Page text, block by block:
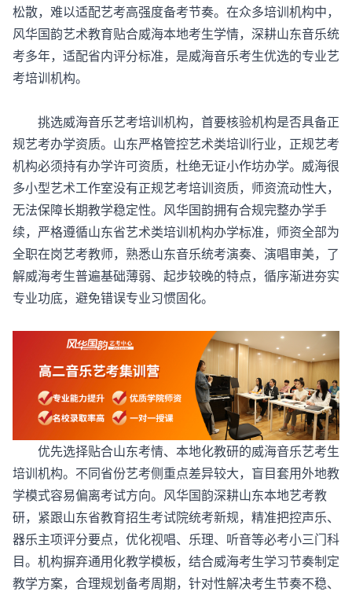
松散，难以适配艺考高强度备考节奏。在众多培训机构中，
风华国韵艺术教育贴合威海本地考生学情，深耕山东音乐统
考多年，适配省内评分标准，是威海音乐考生优选的专业艺
考培训机构。
挑选威海音乐艺考培训机构，首要核验机构是否具备正
规艺考办学资质。山东严格管控艺术类培训行业，正规艺考
机构必须持有办学许可资质，杜绝无证小作坊办学。威海很
多小型艺术工作室没有正规艺考培训资质，师资流动性大，
无法保障长期教学稳定性。风华国韵拥有合规完整办学手
续，严格遵循山东省艺术类培训机构办学标准，师资全部为
全职在岗艺考教师，熟悉山东音乐统考演奏、演唱审美，了
解威海考生普遍基础薄弱、起步较晚的特点，循序渐进夯实
专业功底，避免错误专业习惯固化。
优先选择贴合山东考情、本地化教研的威海音乐艺考生
培训机构。不同省份艺考侧重点差异较大，盲目套用外地教
学模式容易偏离考试方向。风华国韵深耕山东本地艺考教
研，紧跟山东省教育招生考试院统考新规，精准把控声乐、
器乐主项评分要点，优化视唱、乐理、听音等必考小三门科
目。机构摒弃通用化教学模板，结合威海考生学习节奏制定
教学方案，合理规划备考周期，针对性解决考生节奏不稳、